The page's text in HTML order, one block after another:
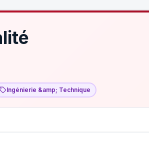
Ingénierie &amp; Technique